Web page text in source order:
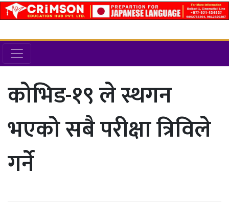
कोभिड-१९ ले स्थगन
भएको सबै परीक्षा त्रिविले
गर्ने